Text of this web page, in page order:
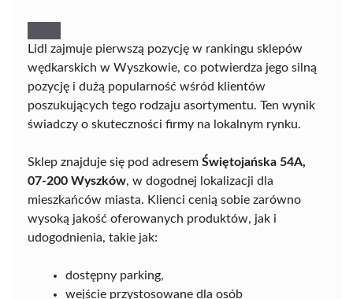
Lidl zajmuje pierwszą pozycję w rankingu sklepów
wędkarskich w Wyszkowie, co potwierdza jego silną
pozycję i dużą popularność wśród klientów
poszukujących tego rodzaju asortymentu. Ten wynik
świadczy o skuteczności firmy na lokalnym rynku.
Sklep znajduje się pod adresem Świętojańska 54A,
07-200 Wyszków, w dogodnej lokalizacji dla
mieszkańców miasta. Klienci cenią sobie zarówno
wysoką jakość oferowanych produktów, jak i
udogodnienia, takie jak:
dostępny parking,
wejście przystosowane dla osób